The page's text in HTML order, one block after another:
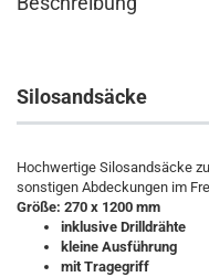
Silosandsäcke
Hochwertige Silosandsäcke
sonstigen Abdeckungen im
Größe: 270 x 1200 mm
inklusive Drilldrähte
kleine Ausführung
mit Tragegriff